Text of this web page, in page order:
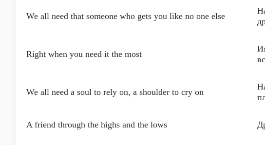
We all need that someone who gets you like no one else
Right when you need it the most
We all need a soul to rely on, a shoulder to cry on
A friend through the highs and the lows